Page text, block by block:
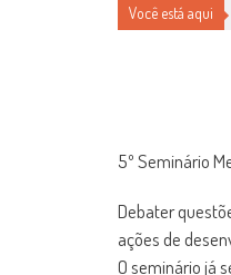
Você está aqui
Classificados
5º Seminário
Debater
ações de
O seminário já